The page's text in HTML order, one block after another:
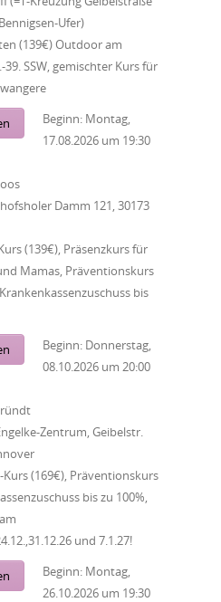
Ufer)
(139€) Outdoor am
39. SSW, gemischter Kurs für
Beginn: Montag,
17.08.2026 um 19:30
Damm 121, 30173
(139€), Präsenzkurs für
Mamas, Präventionskurs
bis
Beginn: Donnerstag,
08.10.2026 um 20:00
Zentrum, Geibelstr.
(169€), Präventionskurs
bis zu 100%,
und 7.1.27!
Beginn: Montag,
26.10.2026 um 19:30